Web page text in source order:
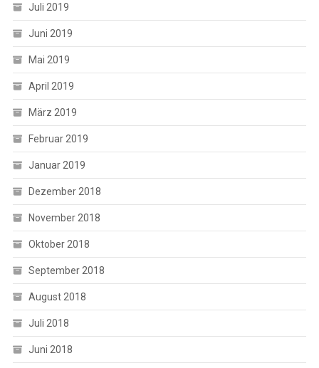
Juli 2019
Juni 2019
Mai 2019
April 2019
März 2019
Februar 2019
Januar 2019
Dezember 2018
November 2018
Oktober 2018
September 2018
August 2018
Juli 2018
Juni 2018